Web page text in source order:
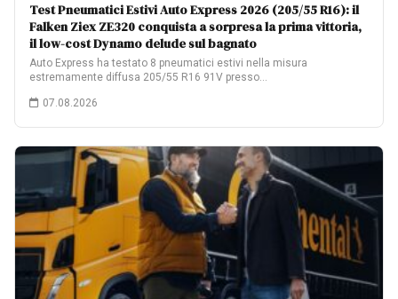
Test Pneumatici Estivi Auto Express 2026 (205/55 R16): il
Falken Ziex ZE320 conquista a sorpresa la prima vittoria,
il low-cost Dynamo delude sul bagnato
Auto Express ha testato 8 pneumatici estivi nella misura
estremamente diffusa 205/55 R16 91V presso…
07.08.2026